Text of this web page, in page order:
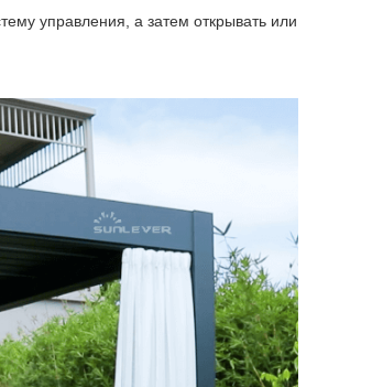
управления, а затем открывать или